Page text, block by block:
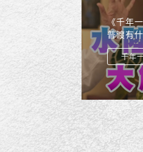
《千年
普渡有
水陸法
祖嗎？
集高老
科─高
代人的
陸法會
千年